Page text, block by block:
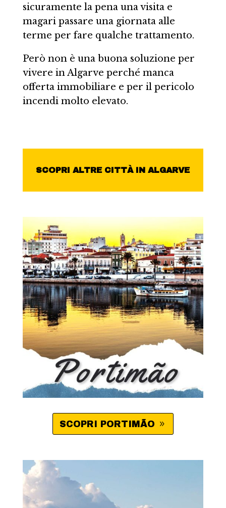
sicuramente la pena una visita e
magari passare una giornata alle
terme per fare qualche trattamento.
Però non è una buona soluzione per
vivere in Algarve perché manca
offerta immobiliare e per il pericolo
incendi molto elevato.
SCOPRI ALTRE CITTÀ IN ALGARVE
SCOPRI PORTIMÃO